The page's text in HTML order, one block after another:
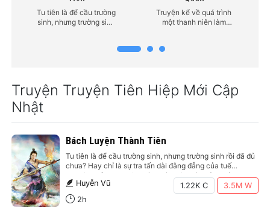
Tu tiên là để cầu trường
sinh, nhưng trường sinh
Lâm Hiên - một Phàm
Nhân theo đúng nghĩa
Truyện kể về quá trình
một thanh niên làm
xuyên không về dị giới,
phải mang theo bảo bối
và bảo bối ở đây là một
Truyện Truyện Tiên Hiệp Mới Cập
Nhật
Bách Luyện Thành Tiên
Tu tiên là để cầu trường sinh, nhưng trường sinh rồi đã đủ
chưa? Hay chỉ là sự tra tấn dài đằng đẵng của tuế
nguyệt?Nếu ai đã yêu thích Hàn Lập thì chắc chắn sẽ
không khỏi tán thưởng Lâm Hiên - một Phàm Nhân theo
đúng nghĩa của…
Huyễn Vũ 1.22K C 3.5MW
2h